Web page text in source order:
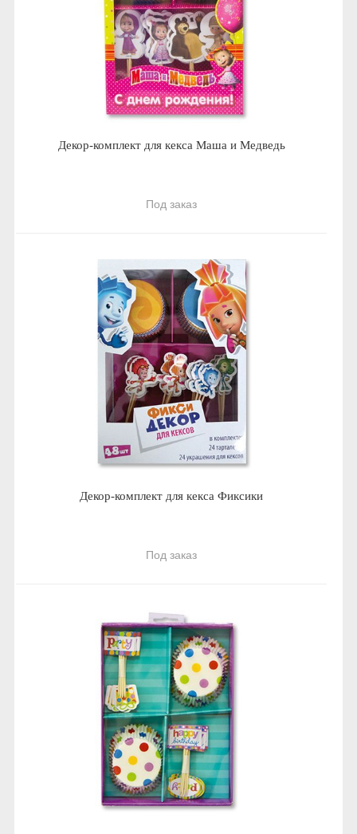
Декор-комплект для кекса Маша и Медведь
Под заказ
Декор-комплект для кекса Фиксики
Под заказ